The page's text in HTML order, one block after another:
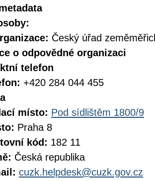
Český úřad
o odpovědné organizaci
telefon
+420 284 044 455
místo: Pod sídlištěm 1800/9
Praha 8
kód: 182 11
Česká republika
cuzk.helpdesk@cuzk.gov.cz